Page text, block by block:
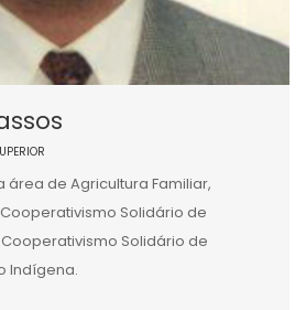
área de Agricultura Familiar,
Solidário de
Solidário de
Indígena.